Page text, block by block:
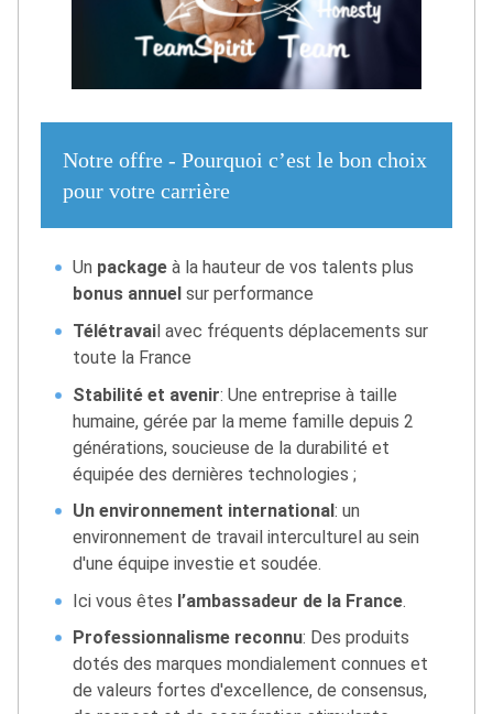
Notre offre - Pourquoi c’est le bon choix
pour votre carrière
Un package à la hauteur de vos talents plus
bonus annuel sur performance
Télétravail avec fréquents déplacements sur
toute la France
Stabilité et avenir: Une entreprise à taille
humaine, gérée par la meme famille depuis 2
générations, soucieuse de la durabilité et
équipée des dernières technologies ;
Un environnement international: un
environnement de travail interculturel au sein
d'une équipe investie et soudée.
Ici vous êtes l’ambassadeur de la France.
Professionnalisme reconnu: Des produits
dotés des marques mondialement connues et
de valeurs fortes d'excellence, de consensus,